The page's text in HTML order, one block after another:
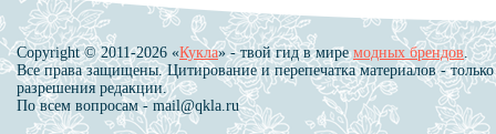
Copyright © 2011-2026 «Кукла» - твой гид в миремодных брендов.
Все права защищены. Цитирование и перепечатка материалов - только
разрешения редакции.
По всем вопросам - mail@qkla.ru